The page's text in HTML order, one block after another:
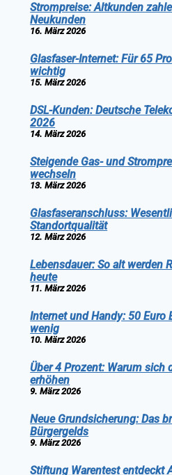
Strompreise: Altkunden
Neukunden
16. März 2026
Glasfaser-Internet: Für 65
wichtig
15. März 2026
DSL-Kunden: Deutsche
2026
14. März 2026
Steigende Gas- und
wechseln
13. März 2026
Glasfaseranschluss:
Standortqualität
12. März 2026
Lebensdauer: So alt werden
heute
11. März 2026
Internet und Handy: 50 Euro
wenig
10. März 2026
Über 4 Prozent: Warum sich
erhöhen
9. März 2026
Neue Grundsicherung: Das
Bürgergelds
9. März 2026
Stiftung Warentest entdeckt